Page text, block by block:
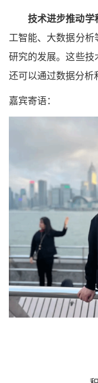
技术进步推动
工智能、大数据分
研究的发展。这些技
还可以通过数据分析
嘉宾寄语：